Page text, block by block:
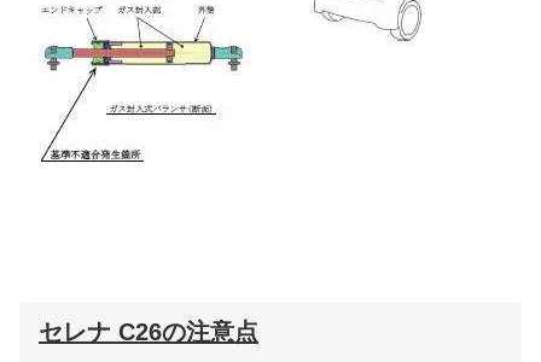
セレナ C26の注意点